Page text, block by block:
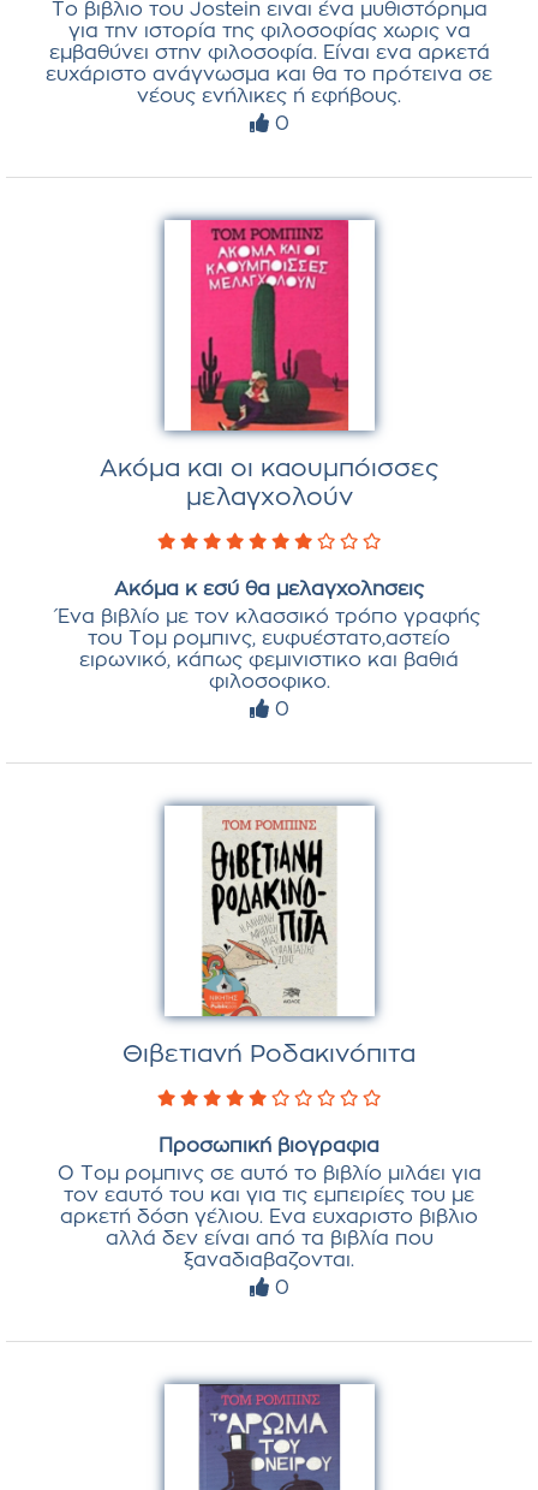
Το βιβλιο του Jostein ειναι ένα μυθιστόρημα
για την ιστορία της φιλοσοφίας χωρις να
εμβαθύνει στην φιλοσοφία. Είναι ενα αρκετά
ευχάριστο ανάγνωσμα και θα το πρότεινα σε
νέους ενήλικες ή εφήβους.
0
Ακόμα και οι καουμπόισσες
μελαγχολούν
Ακόμα κ εσύ θα μελαγχολησεις
Ένα βιβλίο με τον κλασσικό τρόπο γραφής
του Τομ ρομπινς, ευφυέστατο,αστείο
ειρωνικό, κάπως φεμινιστικο και βαθιά
φιλοσοφικο.
0
Θιβετιανή Ροδακινόπιτα
Προσωπική βιογραφια
Ο Τομ ρομπινς σε αυτό το βιβλίο μιλάει για
τον εαυτό του και για τις εμπειρίες του με
αρκετή δόση γέλιου. Ενα ευχαριστο βιβλιο
αλλά δεν είναι από τα βιβλία που
ξαναδιαβαζονται.
0